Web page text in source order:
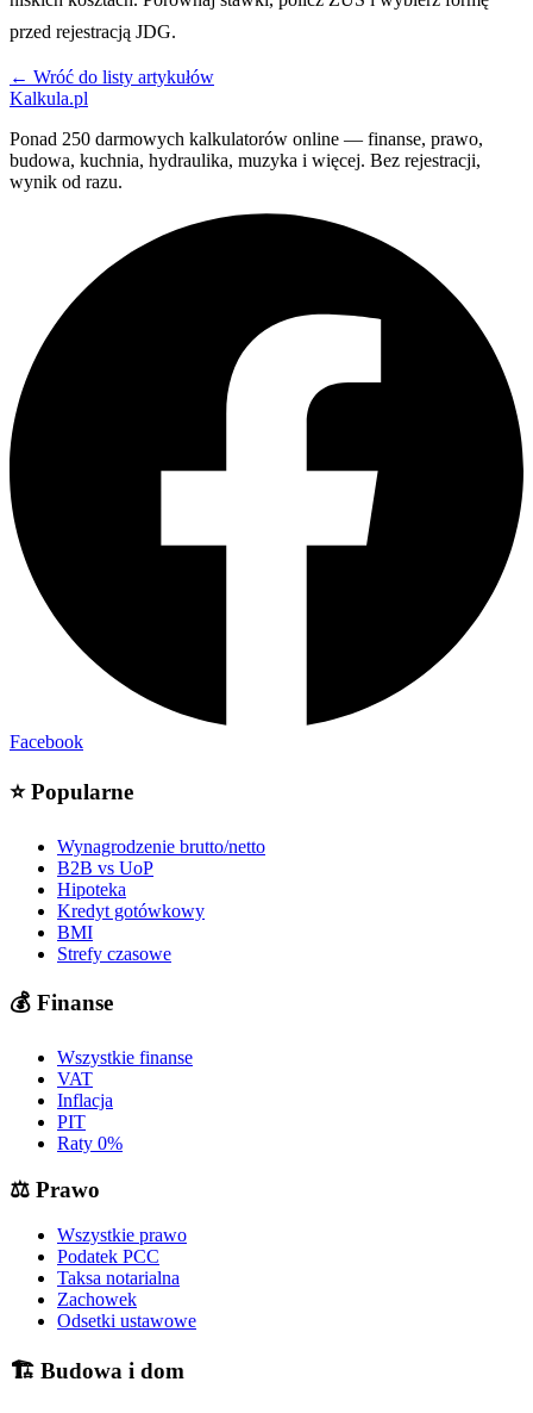
przed rejestracją JDG.
← Wróć do listy artykułów
Kalkula.pl
Ponad 250 darmowych kalkulatorów online — finanse, prawo,
budowa, kuchnia, hydraulika, muzyka i więcej. Bez rejestracji,
wynik od razu.
Facebook
⭐ Popularne
Wynagrodzenie brutto/netto
B2B vs UoP
Hipoteka
Kredyt gotówkowy
BMI
Strefy czasowe
💰 Finanse
Wszystkie finanse
VAT
Inflacja
PIT
Raty 0%
⚖️ Prawo
Wszystkie prawo
Podatek PCC
Taksa notarialna
Zachowek
Odsetki ustawowe
🏗️ Budowa i dom